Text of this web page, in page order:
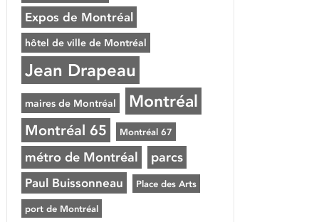
Expos de Montréal
hôtel de ville de Montréal
Jean Drapeau
maires de Montréal Montréal
Montréal 65 Montréal 67
métro de Montréal parcs
Paul Buissonneau Place des Arts
port de Montréal